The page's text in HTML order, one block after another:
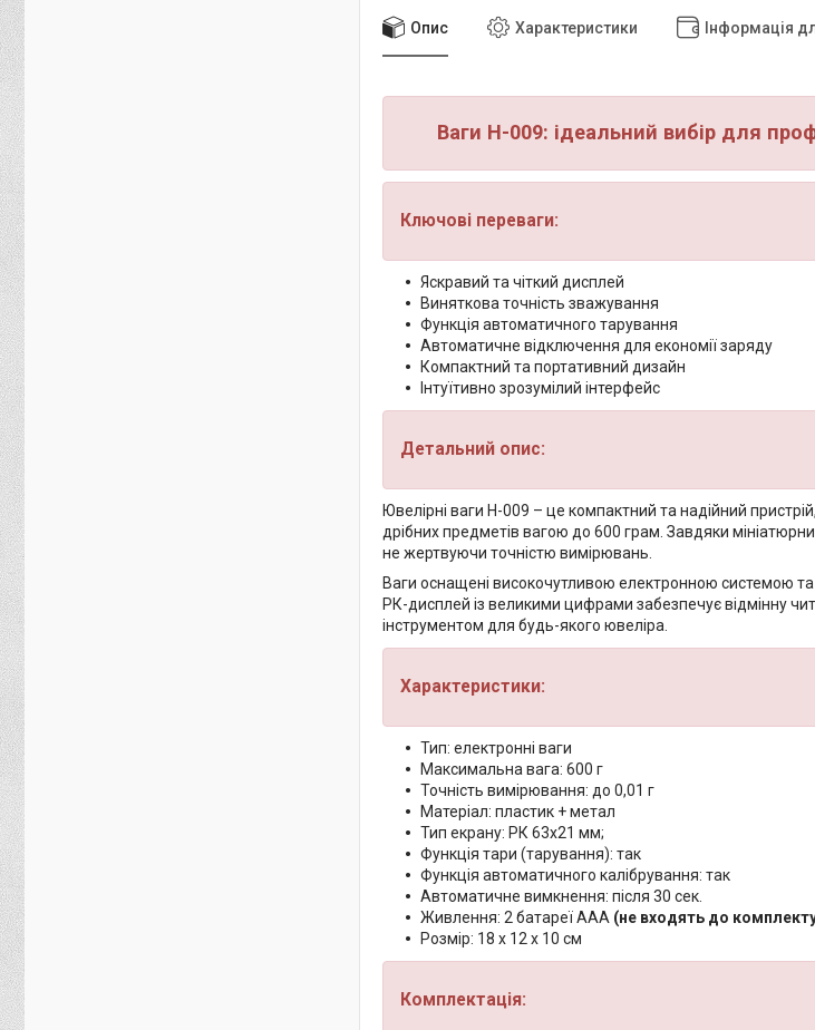
Опис Характеристики Інформація
Ваги H-009: ідеальний вибір для
Ключові переваги:
Яскравий та чіткий дисплей
Виняткова точність зважування
Функція автоматичного тарування
Автоматичне відключення для економії заряду
Компактний та портативний дизайн
Інтуїтивно зрозумілий інтерфейс
Детальний опис:
Ювелірні ваги H-009 – це компактний та надійний
дрібних предметів вагою до 600 грам. Завдяки
не жертвуючи точністю вимірювань.
Ваги оснащені високочутливою електронною системою
РК-дисплей із великими цифрами забезпечує відмінну
інструментом для будь-якого ювеліра.
Характеристики:
Тип: електронні ваги
Максимальна вага: 600 г
Точність вимірювання: до 0,01 г
Матеріал: пластик + метал
Тип екрану: РК 63х21 мм;
Функція тари (тарування): так
Функція автоматичного калібрування: так
Автоматичне вимкнення: після 30 сек.
Живлення: 2 батареї ААА (не входять до
Розмір: 18 х 12 х 10 см
Комплектація: